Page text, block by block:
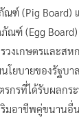
ฑ์ (Pig Board)
ณฑ์ (Egg
วงเกษตรและส
โยบายของรัฐบ
กรที่ได้รับผลกร
มอาชีพคู่ขนานอื่